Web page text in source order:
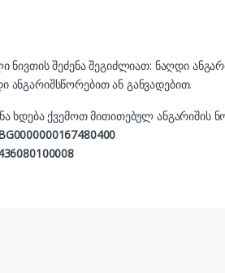
ნივთის შეძენა შეგიძლიათ: ნაღდი
ან განვადებით.
ხდება ქვემოთ მითითებულ ანგარიშის